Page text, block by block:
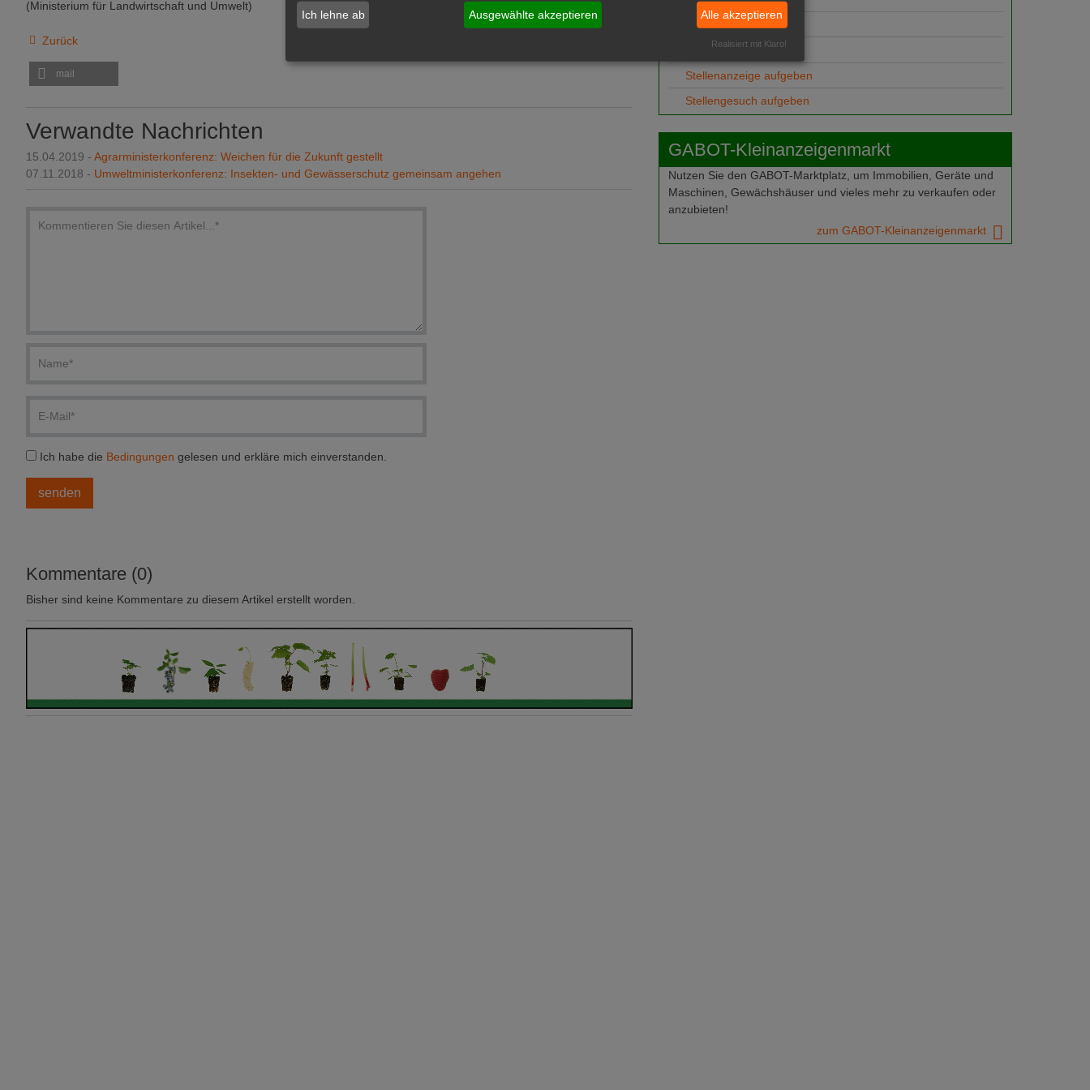
(Ministerium für Landwirtschaft und Umwelt)
Zurück
mail
Verwandte Nachrichten
15.04.2019 - Agrarministerkonferenz: Weichen für die Zukunft gestellt
07.11.2018 - Umweltministerkonferenz: Insekten- und Gewässerschutz gemeinsam angehen
Ich habe die Bedingungen gelesen und erkläre mich einverstanden.
Kommentare (0)
Bisher sind keine Kommentare zu diesem Artikel erstellt worden.
Job-Gesuche
Ausbildungsplätze
Stellenanzeige aufgeben
Stellengesuch aufgeben
GABOT-Kleinanzeigenmarkt
Nutzen Sie den GABOT-Marktplatz, um Immobilien, Geräte und
Maschinen, Gewächshäuser und vieles mehr zu verkaufen oder
anzubieten!
zum GABOT-Kleinanzeigenmarkt
Ich lehne ab Ausgewählte akzeptieren Alle akzeptieren
Realisiert mit Klaro!